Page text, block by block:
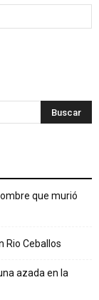
que murió
Rio Ceballos
azada en la